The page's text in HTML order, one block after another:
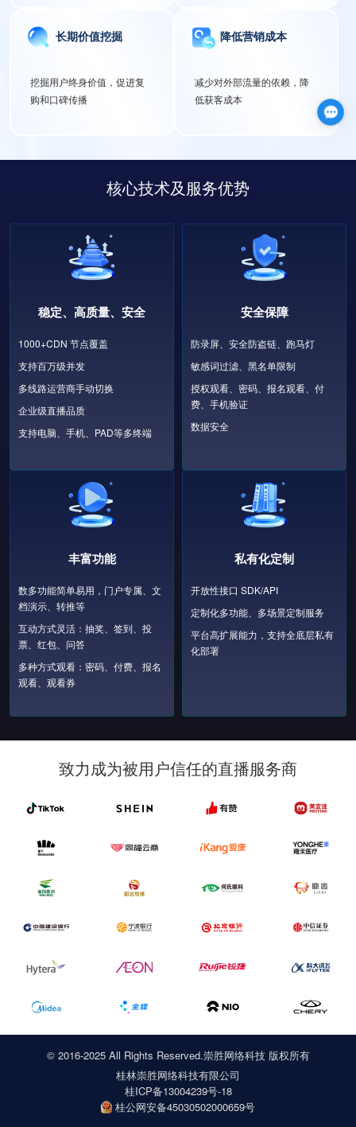
长期价值挖掘
挖掘用户终身价值，促进复
购和口碑传播
降低营销成本
减少对外部流量的依赖，降
低获客成本
核心技术及服务优势
稳定、高质量、安全
1000+CDN 节点覆盖
支持百万级并发
多线路运营商手动切换
企业级直播品质
支持电脑、手机、PAD等多终端
安全保障
防录屏、安全防盗链、跑马灯
敏感词过滤、黑名单限制
授权观看、密码、报名观看、付
费、手机验证
数据安全
丰富功能
数多功能简单易用，门户专属、文
档演示、转推等
互动方式灵活：抽奖、签到、投
票、红包、问答
多种方式观看：密码、付费、报名
观看、观看券
私有化定制
开放性接口 SDK/API
定制化多功能、多场景定制服务
平台高扩展能力，支持全底层私有
化部署
致力成为被用户信任的直播服务商
© 2016-2025 All Rights Reserved.崇胜网络科技 版权所有
桂林崇胜网络科技有限公司
桂ICP备13004239号-18
桂公网安备45030502000659号